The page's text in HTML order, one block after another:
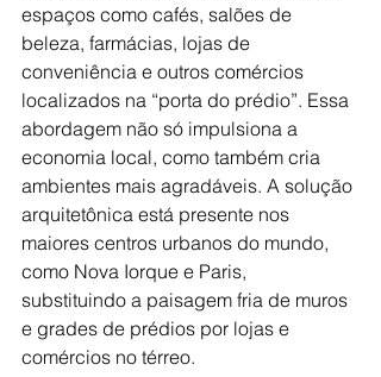
espaços como cafés, salões de
beleza, farmácias, lojas de
conveniência e outros comércios
localizados na “porta do prédio”. Essa
abordagem não só impulsiona a
economia local, como também cria
ambientes mais agradáveis. A solução
arquitetônica está presente nos
maiores centros urbanos do mundo,
como Nova Iorque e Paris,
substituindo a paisagem fria de muros
e grades de prédios por lojas e
comércios no térreo.